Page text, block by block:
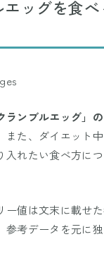
ッグを食
ランブルエッグ」
また、ダイエット
入れたい食べ方に
ー値は文末に載せ
参考データを元に